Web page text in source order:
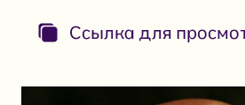
Ссылка для